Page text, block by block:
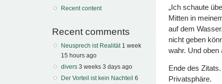
Recent content
Recent comments
Neusprech ist Realität 1 week
15 hours ago
divers 3 weeks 3 days ago
Der Vorteil ist kein Nachteil 6
„Ich schaute
Mitten in
auf dem
nicht geben
wahr. Und oben
Ende des
Privatsphäre.